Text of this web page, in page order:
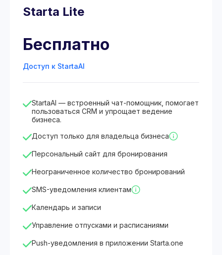
Starta Lite
Бесплатно
Доступ к StartaAI
StartaAI — встроенный чат-помощник, помогает
пользоваться CRM и упрощает ведение
бизнеса.
Доступ только для владельца бизнеса
Персональный сайт для бронирования
Неограниченное количество бронирований
SMS-уведомления клиентам
Календарь и записи
Управление отпусками и расписаниями
Push-уведомления в приложении Starta.one